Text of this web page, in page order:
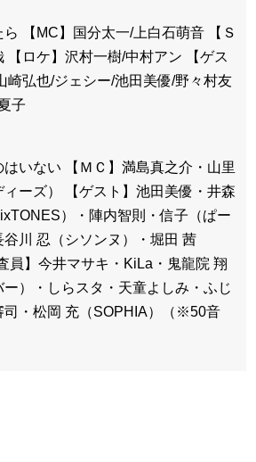
【MC】国分太一/上白石萌音 【Ｓ
【ロケ】沢村一樹/中村アン 【ゲス
崎弘也/ジェシー/池田美優/野々村友
子
いない 【ＭＣ】満島真之介・山里
ーズ） 【ゲスト】池田美優・井森
）・陣内智則・信子（ぱー
川 忍（シソンヌ）・堀田 茜
員】今井マサキ・KiLa・鬼龍院 翔
ー）・しらスタ・天童よしみ・ふじ
司・松岡 充（SOPHIA）（※50音